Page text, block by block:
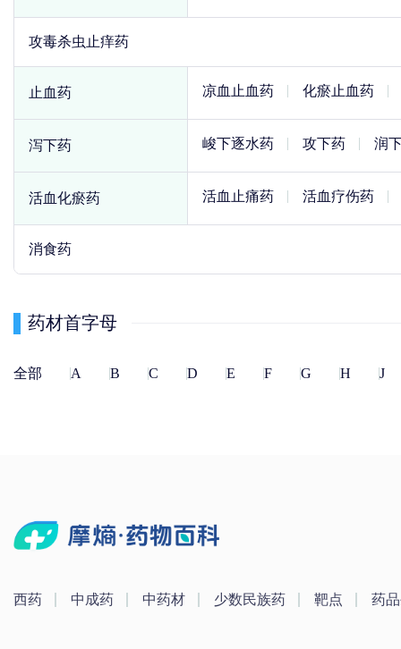
攻毒杀虫止痒药
止血药 凉血止血药 化瘀止血药
泻下药 峻下逐水药 攻下药 润
活血化瘀药 活血止痛药 活血疗伤药
消食药
药材首字母
全部 A B C D E F G H J
西药 中成药 中药材 少数民族药 靶点 药